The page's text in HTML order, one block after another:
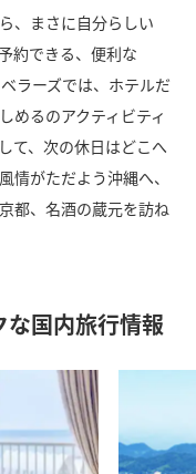
、まさに自分らしい
約できる、便利な
ラーズでは、ホテルだ
めるのアクティビティ
て、次の休日はどこへ
情がただよう沖縄へ、
都、名酒の蔵元を訪ね
な国内旅行情報